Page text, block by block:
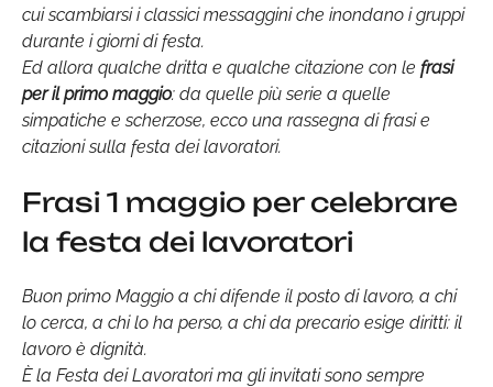
cui scambiarsi i classici messaggini che inondano i gruppi
durante i giorni di festa.
Ed allora qualche dritta e qualche citazione con le frasi
per il primo maggio: da quelle più serie a quelle
simpatiche e scherzose, ecco una rassegna di frasi e
citazioni sulla festa dei lavoratori.
Frasi 1 maggio per celebrare
la festa dei lavoratori
Buon primo Maggio a chi difende il posto di lavoro, a chi
lo cerca, a chi lo ha perso, a chi da precario esige diritti: il
lavoro è dignità.
È la Festa dei Lavoratori ma gli invitati sono sempre